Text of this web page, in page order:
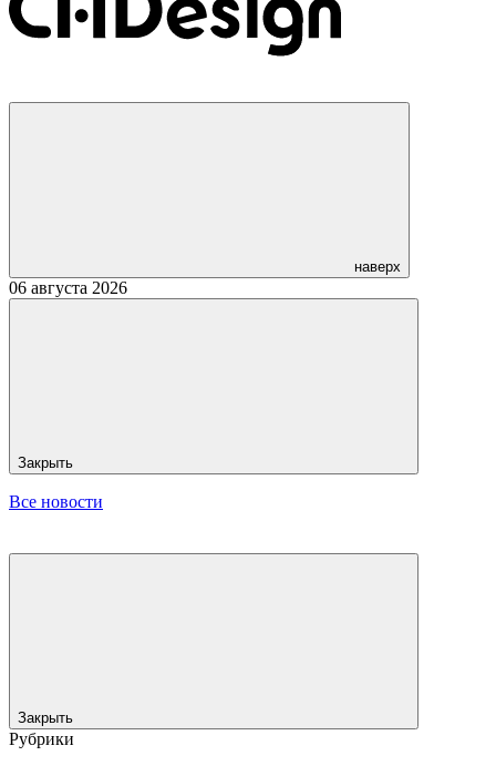
наверх
06 августа 2026
Закрыть
Все новости
Закрыть
Рубрики